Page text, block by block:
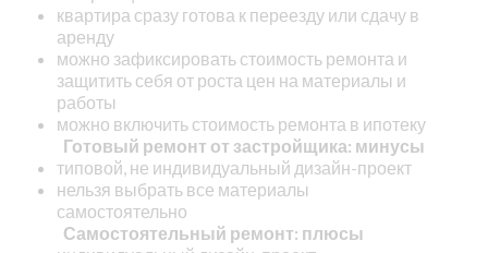
квартира сразу готова к переезду или сдачу в
аренду
можно зафиксировать стоимость ремонта и
защитить себя от роста цен на материалы и
работы
можно включить стоимость ремонта в ипотеку
Готовый ремонт от застройщика: минусы
типовой, не индивидуальный дизайн-проект
нельзя выбрать все материалы
самостоятельно
Самостоятельный ремонт: плюсы